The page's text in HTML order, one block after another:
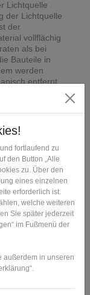
Lichtquelle
der Lichtquelle
der
vollflächig
als bei
Bauteile in
werden
entfernt.
von bis
hohen
glatte
Verfügung
haltbare
aus
eine